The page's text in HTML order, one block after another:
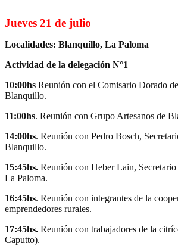
Jueves 21 de julio
Localidades: Blanquillo, La Paloma
Actividad de la delegación N°1
10:00hs Reunión con el Comisario Dorado
Blanquillo.
11:00hs. Reunión con Grupo Artesanos de
14:00hs. Reunión con Pedro Bosch,
Blanquillo.
15:45hs. Reunión con Heber Lain,
La Paloma.
16:45hs. Reunión con integrantes de la
emprendedores rurales.
17:45hs. Reunión con trabajadores de la
Caputto).